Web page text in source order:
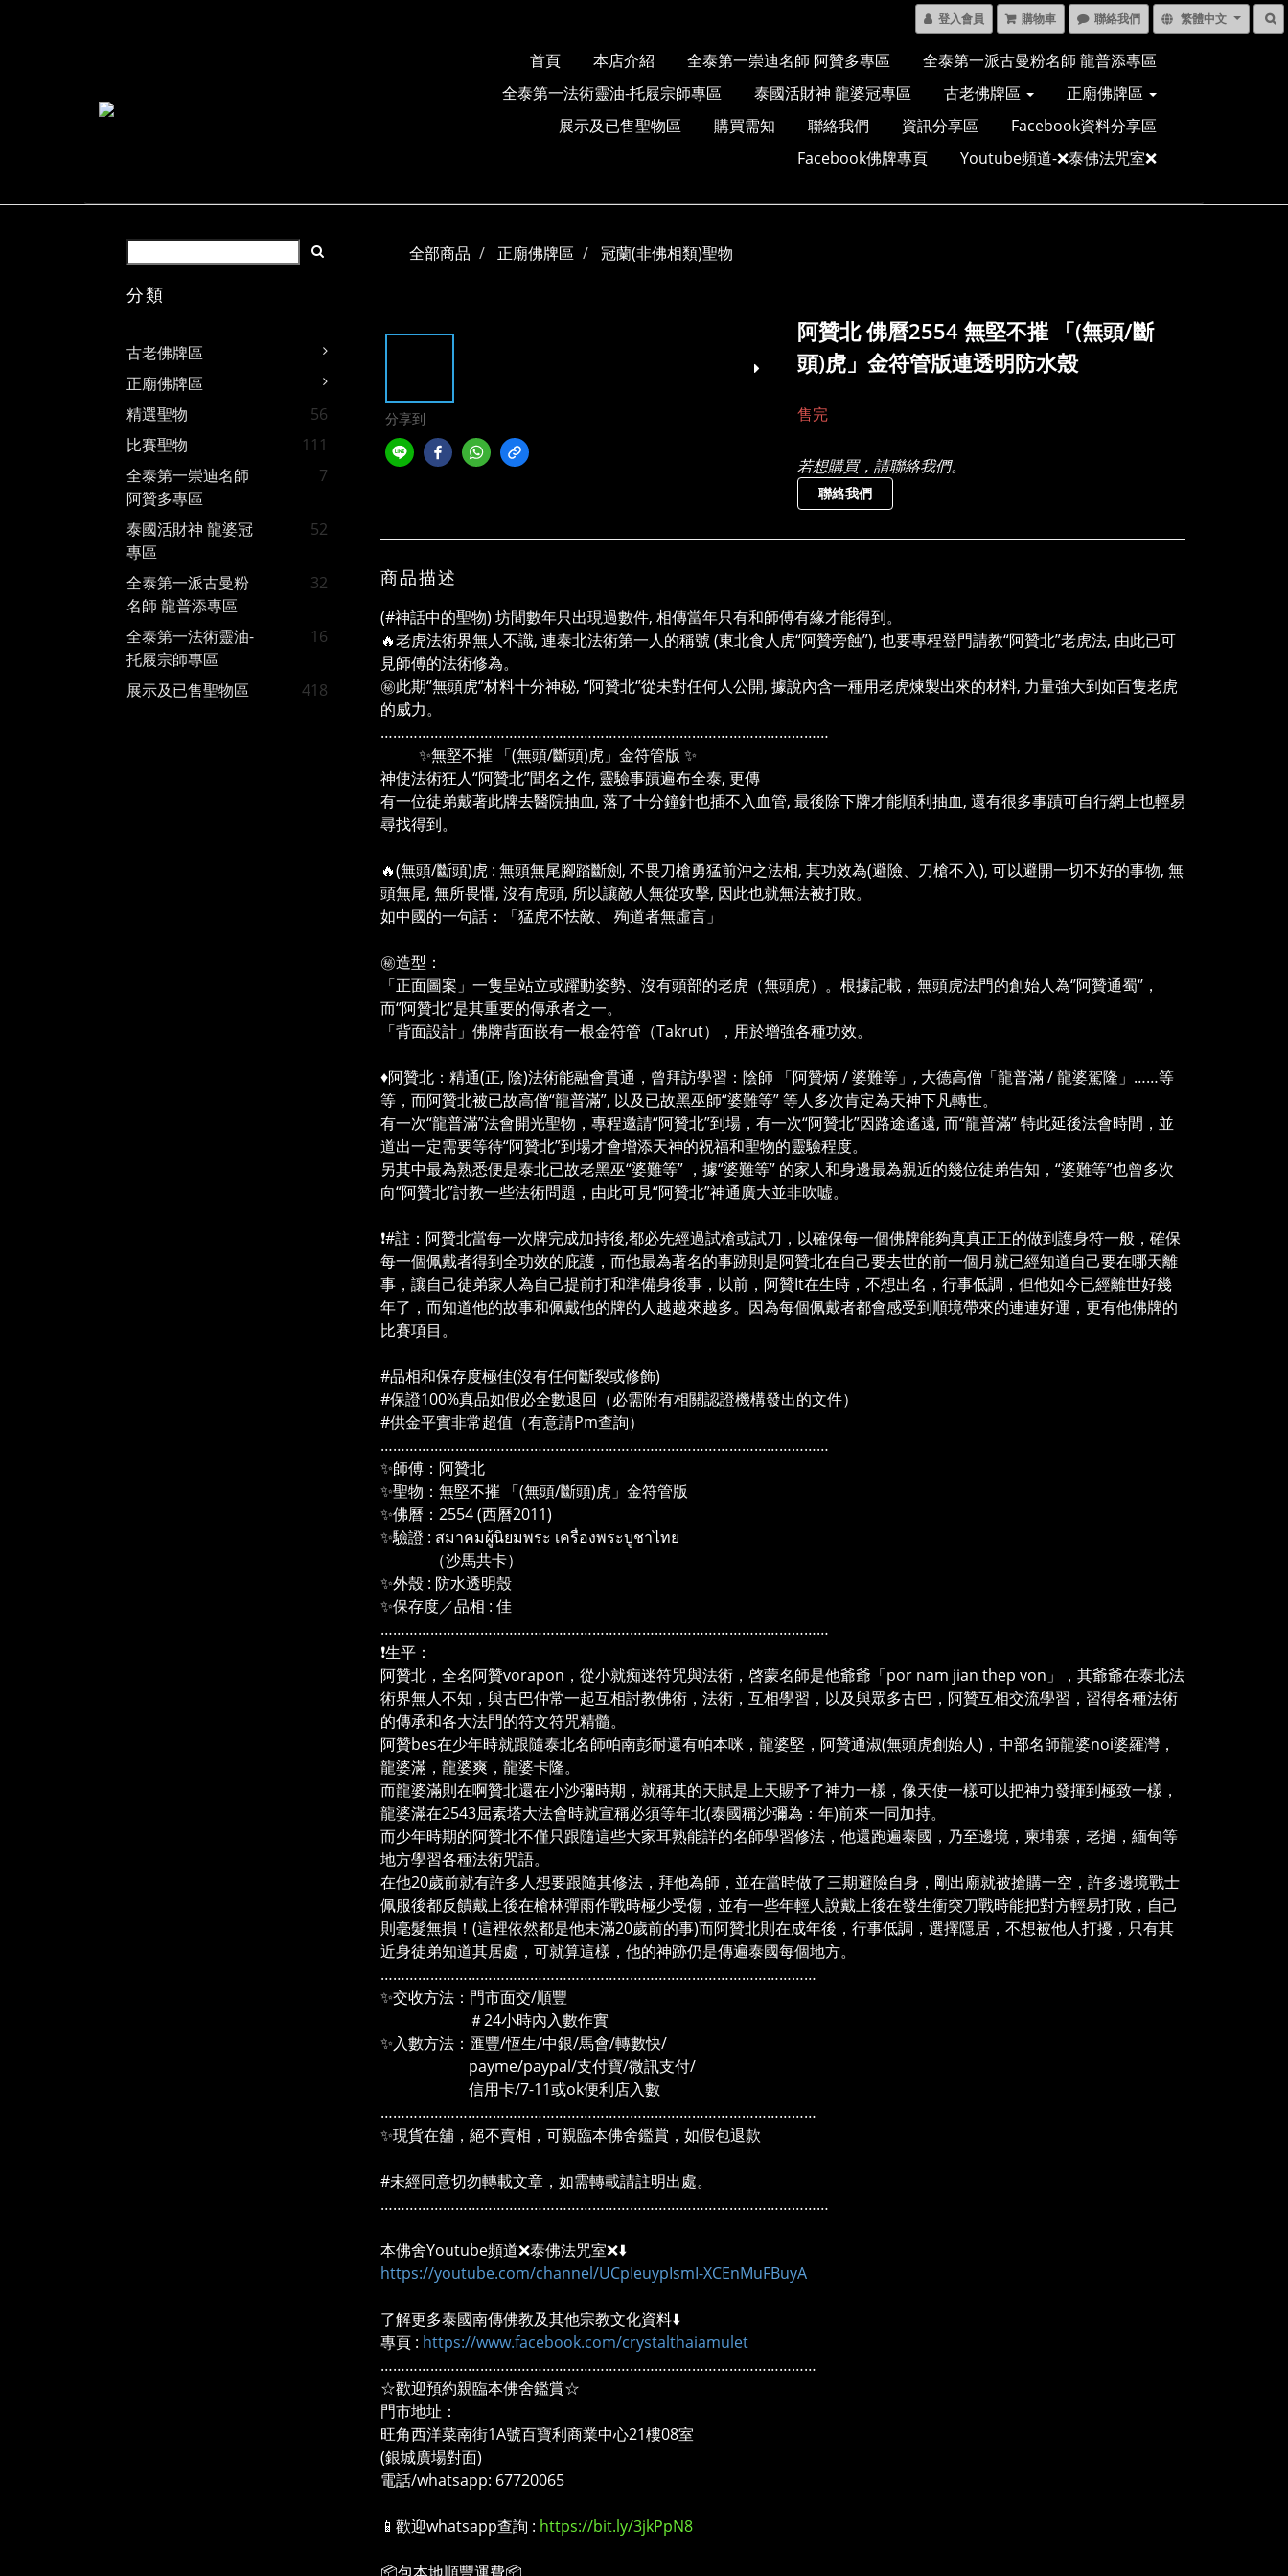
登入會員 購物車 聯絡我們 繁體中文
首頁 本店介紹 全泰第一崇迪名師 阿贊多專區
全泰第一派古曼粉名師 龍普添專區
全泰第一法術靈油-托屐宗師專區
泰國活財神 龍婆冠專區 古老佛牌區
正廟佛牌區
展示及已售聖物區
購買需知 聯絡我們 資訊分享區
Facebook資料分享區
Facebook佛牌專頁
Youtube頻道-❌泰佛法咒室❌
分類
古老佛牌區
正廟佛牌區
精選聖物
56
比賽聖物
111
全泰第一崇迪名師
阿贊多專區
7
泰國活財神 龍婆冠
專區
52
全泰第一派古曼粉
名師 龍普添專區
32
全泰第一法術靈油-
托屐宗師專區
16
展示及已售聖物區 418
全部商品 正廟佛牌區 冠蘭(非佛相類)聖物
分享到
阿贊北 佛曆2554 無堅不摧 「(無頭/斷
頭)虎」金符管版連透明防水殼
售完
若想購買，請聯絡我們。
聯絡我們
商品描述
(#神話中的聖物) 坊間數年只出現過數件, 相傳當年只有和師傅有緣才能得到。
🔥老虎法術界無人不識, 連泰北法術第一人的稱號 (東北食人虎“阿贊旁蝕”), 也要專程登門請教“阿贊北”老虎法, 由此已可
見師傅的法術修為。
㊙️此期‘’無頭虎‘’材料十分神秘, ‘’阿贊北‘’從未對任何人公開, 據說內含一種用老虎煉製出來的材料, 力量強大到如百隻老虎
的威力。
………………………………………………………………………………………………
✨無堅不摧 「(無頭/斷頭)虎」金符管版 ✨
神使法術狂人“阿贊北”聞名之作, 靈驗事蹟遍布全泰, 更傳
有一位徒弟戴著此牌去醫院抽血, 落了十分鐘針也插不入血管, 最後除下牌才能順利抽血, 還有很多事蹟可自行網上也輕易
尋找得到。
🔥(無頭/斷頭)虎 : 無頭無尾腳踏斷劍, 不畏刀槍勇猛前沖之法相, 其功效為(避險、刀槍不入), 可以避開一切不好的事物, 無
頭無尾, 無所畏懼, 沒有虎頭, 所以讓敵人無從攻擊, 因此也就無法被打敗。
如中國的一句話：「猛虎不怯敵、 殉道者無虛言」
㊙️造型：
「正面圖案」一隻呈站立或躍動姿勢、沒有頭部的老虎（無頭虎）。根據記載，無頭虎法門的創始人為‘’阿贊通蜀‘’，
而‘’阿贊北‘’是其重要的傳承者之一。
「背面設計」佛牌背面嵌有一根金符管（Takrut），用於增強各種功效。
♦️阿贊北：精通(正, 陰)法術能融會貫通，曾拜訪學習：陰師 「阿贊炳 / 婆難等」, 大德高僧「龍普滿 / 龍婆駕隆」……等
等，而阿贊北被已故高僧“龍普滿”, 以及已故黑巫師“婆難等” 等人多次肯定為天神下凡轉世。
有一次“龍普滿”法會開光聖物，專程邀請“阿贊北”到場，有一次“阿贊北”因路途遙遠, 而“龍普滿” 特此延後法會時間，並
道出一定需要等待“阿贊北”到場才會增添天神的祝福和聖物的靈驗程度。
另其中最為熟悉便是泰北已故老黑巫“婆難等” ，據“婆難等” 的家人和身邊最為親近的幾位徒弟告知，“婆難等”也曾多次
向“阿贊北”討教一些法術問題，由此可見“阿贊北”神通廣大並非吹嘘。
❗#註：阿贊北當每一次牌完成加持後,都必先經過試槍或試刀，以確保每一個佛牌能夠真真正正的做到護身符一般，確保
每一個佩戴者得到全功效的庇護，而他最為著名的事跡則是阿贊北在自己要去世的前一個月就已經知道自己要在哪天離
事，讓自己徒弟家人為自己提前打和準備身後事，以前，阿贊It在生時，不想出名，行事低調，但他如今已經離世好幾
年了，而知道他的故事和佩戴他的牌的人越越來越多。因為每個佩戴者都會感受到順境帶來的連連好運，更有他佛牌的
比賽項目。
#品相和保存度極佳(沒有任何斷裂或修飾)
#保證100%真品如假必全數退回（必需附有相關認證機構發出的文件）
#供金平實非常超值（有意請Pm查詢）
………………………………………………………………………………………………
✨師傅：阿贊北
✨聖物：無堅不摧 「(無頭/斷頭)虎」金符管版
✨佛曆：2554 (西曆2011)
✨驗證 : สมาคมผู้นิยมพระ เครื่องพระบูชาไทย
（沙馬共卡）
✨外殼 : 防水透明殼
✨保存度／品相 : 佳
………………………………………………………………………………………………
❗生平：
阿贊北，全名阿贊vorapon，從小就痴迷符咒與法術，啓蒙名師是他爺爺「por nam jian thep von」，其爺爺在泰北法
術界無人不知，與古巴仲常一起互相討教佛術，法術，互相學習，以及與眾多古巴，阿贊互相交流學習，習得各種法術
的傳承和各大法門的符文符咒精髓。
阿贊bes在少年時就跟隨泰北名師帕南彭耐還有帕本咪，龍婆堅，阿贊通淑(無頭虎創始人)，中部名師龍婆noi婆羅灣，
龍婆滿，龍婆爽，龍婆卡隆。
而龍婆滿則在啊贊北還在小沙彌時期，就稱其的天賦是上天賜予了神力一樣，像天使一樣可以把神力發揮到極致一樣，
龍婆滿在2543屈素塔大法會時就宣稱必須等年北(泰國稱沙彌為：年)前來一同加持。
而少年時期的阿贊北不僅只跟隨這些大家耳熟能詳的名師學習修法，他還跑遍泰國，乃至邊境，柬埔寨，老撾，緬甸等
地方學習各種法術咒語。
在他20歲前就有許多人想要跟隨其修法，拜他為師，並在當時做了三期避險自身，剛出廟就被搶購一空，許多邊境戰士
佩服後都反饋戴上後在槍林彈雨作戰時極少受傷，並有一些年輕人說戴上後在發生衝突刀戰時能把對方輕易打敗，自己
則毫髮無損！(這裡依然都是他未滿20歲前的事)而阿贊北則在成年後，行事低調，選擇隱居，不想被他人打擾，只有其
近身徒弟知道其居處，可就算這樣，他的神跡仍是傳遍泰國每個地方。
……………………………………………………………………………………………
✨交收方法：門市面交/順豐
＃24小時內入數作實
✨入數方法：匯豐/恆生/中銀/馬會/轉數快/
payme/paypal/支付寶/微訊支付/
信用卡/7-11或ok便利店入數
……………………………………………………………………………………………
✨現貨在舖，絕不賣相，可親臨本佛舍鑑賞，如假包退款
#未經同意切勿轉載文章，如需轉載請註明出處。
………………………………………………………………………………………………
本佛舍Youtube頻道❌泰佛法咒室❌⬇️
https://youtube.com/channel/UCpIeuypIsmI-XCEnMuFBuyA
了解更多泰國南傳佛教及其他宗教文化資料⬇️
專頁 : https://www.facebook.com/crystalthaiamulet
……………………………………………………………………………………………
☆歡迎預約親臨本佛舍鑑賞☆
門市地址：
旺角西洋菜南街1A號百寶利商業中心21樓08室
(銀城廣場對面)
電話/whatsapp: 67720065
📱歡迎whatsapp查詢 : https://bit.ly/3jkPpN8